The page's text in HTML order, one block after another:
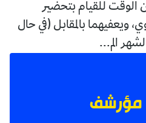
الوقت للقيام بتحضير
ويعفيهما بالمقابل (في حال
الم...
مؤرشف